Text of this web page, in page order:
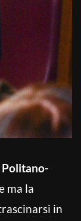
Politano-
ma la
in